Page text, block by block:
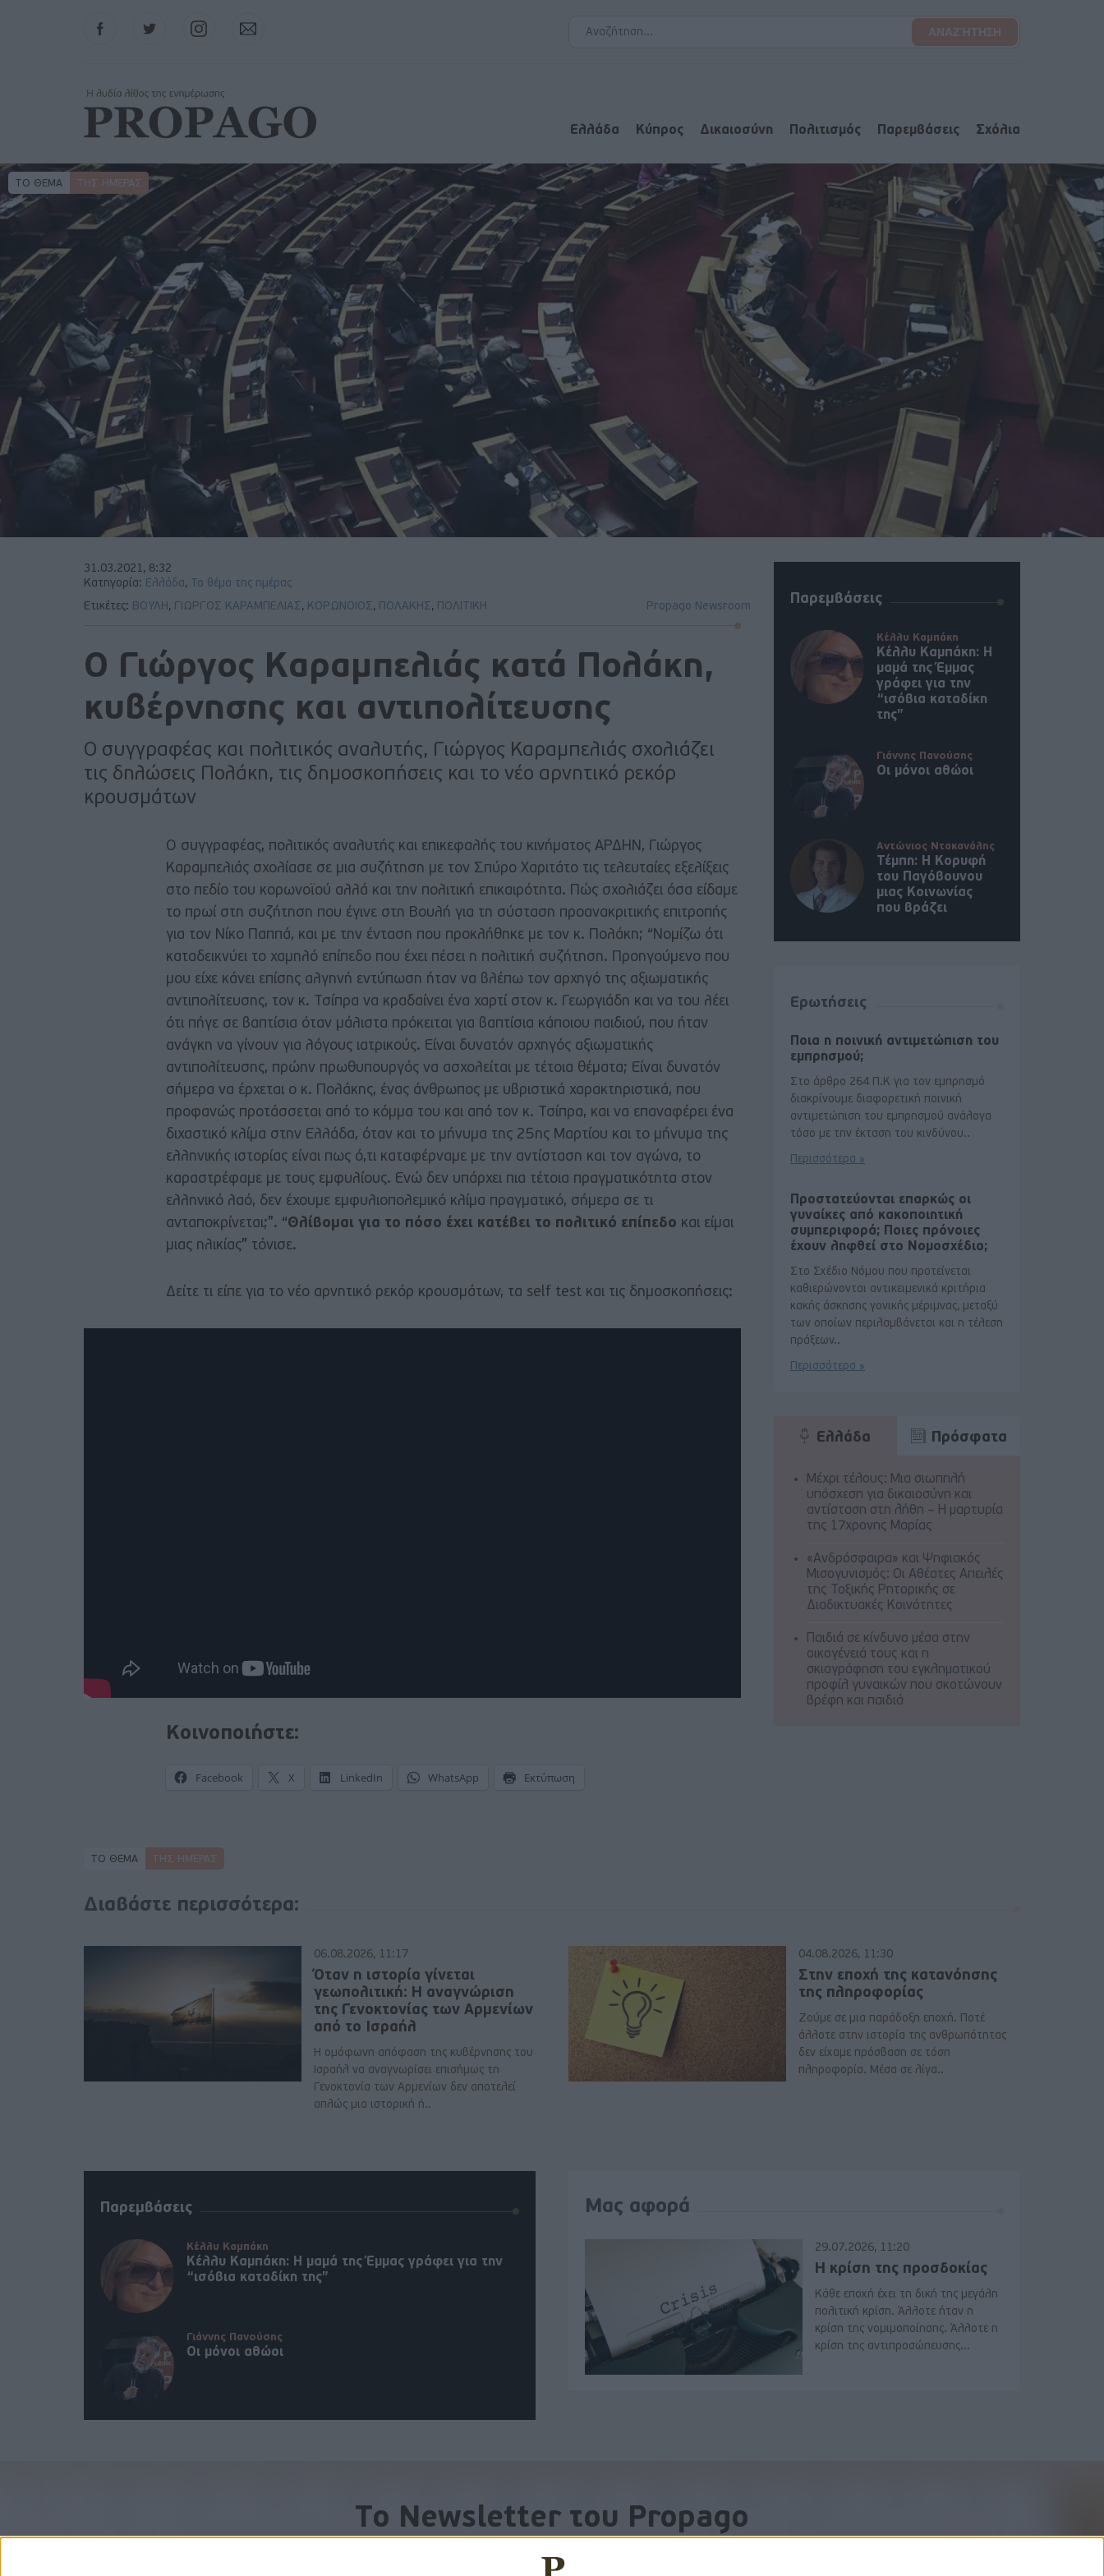
FacebookTwitter InstagramContact
Ελλάδα Κύπρος Δικαιοσύνη Πολιτισμός Παρεμβάσεις Σχόλια
ΤΟ ΘΕΜΑ ΤΗΣ ΗΜΈΡΑΣ
31.03.2021, 8:32
Κατηγορία: Ελλάδα,
Το θέμα της ημέρας
Ετικέτες: ΒΟΥΛΗ , ΓΙΩΡΓΟΣ ΚΑΡΑΜΠΕΛΙΑΣ, ΚΟΡΩΝΟΙΟΣ, ΠΟΛΑΚΗΣ, ΠΟΛΙΤΙΚΗ Propago Newsroom
Ο Γιώργος Καραμπελιάς κατά Πολάκη,
κυβέρνησης και αντιπολίτευσης
Ο συγγραφέας και πολιτικός αναλυτής, Γιώργος Καραμπελιάς σχολιάζει
τις δηλώσεις Πολάκη, τις δημοσκοπήσεις και το νέο αρνητικό ρεκόρ
κρουσμάτων
Ο συγγραφέας, πολιτικός αναλυτής και επικεφαλής του κινήματος ΑΡΔΗΝ, Γιώργος
Καραμπελιάς σχολίασε σε μια συζήτηση με τον Σπύρο Χαριτάτο τις τελευταίες εξελίξεις
στο πεδίο του κορωνοϊού αλλά και την πολιτική επικαιρότητα. Πώς σχολιάζει όσα είδαμε
το πρωί στη συζήτηση που έγινε στη Βουλή για τη σύσταση προανακριτικής επιτροπής
για τον Νίκο Παππά, και με την ένταση που προκλήθηκε με τον κ. Πολάκη; “Νομίζω ότι
καταδεικνύει το χαμηλό επίπεδο που έχει πέσει η πολιτική συζήτηση. Προηγούμενο που
μου είχε κάνει επίσης αλγηνή εντύπωση ήταν να βλέπω τον αρχηγό της αξιωματικής
αντιπολίτευσης, τον κ. Τσίπρα να κραδαίνει ένα χαρτί στον κ. Γεωργιάδη και να του λέει
ότι πήγε σε βαπτίσια όταν μάλιστα πρόκειται για βαπτίσια κάποιου παιδιού, που ήταν
ανάγκη να γίνουν για λόγους ιατρικούς. Είναι δυνατόν αρχηγός αξιωματικής
αντιπολίτευσης, πρώην πρωθυπουργός να ασχολείται με τέτοια θέματα; Είναι δυνατόν
σήμερα να έρχεται ο κ. Πολάκης, ένας άνθρωπος με υβριστικά χαρακτηριστικά, που
προφανώς προτάσσεται από το κόμμα του και από τον κ. Τσίπρα, και να επαναφέρει ένα
διχαστικό κλίμα στην Ελλάδα, όταν και το μήνυμα της 25ης Μαρτίου και το μήνυμα της
ελληνικής ιστορίας είναι πως ό,τι καταφέρναμε με την αντίσταση και τον αγώνα, το
καραστρέφαμε με τους εμφυλίους. Ενώ δεν υπάρχει πια τέτοια πραγματικότητα στον
ελληνικό λαό, δεν έχουμε εμφυλιοπολεμικό κλίμα πραγματικό, σήμερα σε τι
ανταποκρίνεται;”. “Θλίβομαι για το πόσο έχει κατέβει το πολιτικό επίπεδο και είμαι
μιας ηλικίας” τόνισε.
Δείτε τι είπε για το νέο αρνητικό ρεκόρ κρουσμάτων, τα self test και τις δημοσκοπήσεις:
Κοινοποιήστε:
Facebook X LinkedIn WhatsApp Εκτύπωση
Παρεμβάσεις
Κέλλυ Καμπάκη
Κέλλυ Καμπάκη: Η
μαμά της Έμμας
γράφει για την
“ισόβια καταδίκη
της”
Γιάννης Πανούσης
Οι μόνοι αθώοι
Αντώνιος Ντακανάλης
Τέμπη: Η Κορυφή
του Παγόβουνου
μιας Κοινωνίας
που βράζει
Ερωτήσεις
Ποια η ποινική αντιμετώπιση του
εμπρησμού;
Στο άρθρο 264 Π.Κ για τον εμπρησμό
διακρίνουμε διαφορετική ποινική
αντιμετώπιση του εμπρησμού ανάλογα
τόσο με την έκταση του κινδύνου..
Περισσότερα »
Προστατεύονται επαρκώς οι
γυναίκες από κακοποιητική
συμπεριφορά; Ποιες πρόνοιες
έχουν ληφθεί στο Νομοσχέδιο;
Στο Σχέδιο Νόμου που προτείνεται
καθιερώνονται αντικειμενικά κριτήρια
κακής άσκησης γονικής μέριμνας, μεταξύ
των οποίων περιλαμβάνεται και η τέλεση
πράξεων..
Περισσότερα »
Ελλάδα Πρόσφατα
Μέχρι τέλους: Μια σιωπηλή
υπόσχεση για δικαιοσύνη και
αντίσταση στη λήθη – Η μαρτυρία
της 17χρονης Μαρίας
«Ανδρόσφαιρα» και Ψηφιακός
Μισογυνισμός: Οι Αθέατες Απειλές
της Τοξικής Ρητορικής σε
Διαδικτυακές Κοινότητες
Παιδιά σε κίνδυνο μέσα στην
οικογένειά τους και η
σκιαγράφηση του εγκληματικού
προφίλ γυναικών που σκοτώνουν
βρέφη και παιδιά
ΤΟ ΘΕΜΑ ΤΗΣ ΗΜΈΡΑΣ
Διαβάστε περισσότερα:
06.08.2026, 11:17
Όταν η ιστορία γίνεται
γεωπολιτική: Η αναγνώριση
της Γενοκτονίας των Αρμενίων
από το Ισραήλ
Η ομόφωνη απόφαση της κυβέρνησης του
Ισραήλ να αναγνωρίσει επισήμως τη
Γενοκτονία των Αρμενίων δεν αποτελεί
απλώς μια ιστορική ή..
04.08.2026, 11:30
Στην εποχή της κατανόησης
της πληροφορίας
Ζούμε σε μια παράδοξη εποχή. Ποτέ
άλλοτε στην ιστορία της ανθρωπότητας
δεν είχαμε πρόσβαση σε τόση
πληροφορία. Μέσα σε λίγα..
Παρεμβάσεις
Κέλλυ Καμπάκη
Κέλλυ Καμπάκη: Η μαμά της Έμμας γράφει για την
“ισόβια καταδίκη της”
Γιάννης Πανούσης
Οι μόνοι αθώοι
Μας αφορά
29.07.2026, 11:20
Η κρίση της προσδοκίας
Κάθε εποχή έχει τη δική της μεγάλη
πολιτική κρίση. Άλλοτε ήταν η
κρίση της νομιμοποίησης. Άλλοτε η
κρίση της αντιπροσώπευσης...
To Newsletter του Propago
Λάβετε την ανάλυση της ημέρας στο email σας